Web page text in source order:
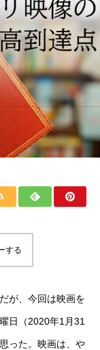
する
が、今回は映画を
日（2020年1月31
った。映画は、や